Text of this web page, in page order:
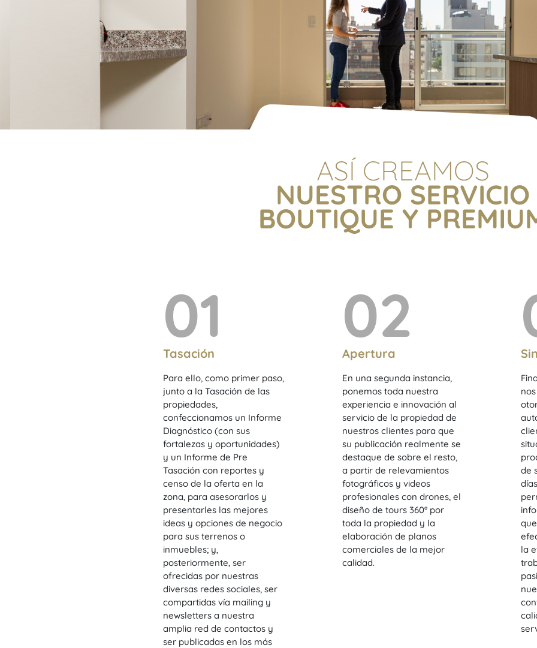
ASÍ CREAMOS
NUESTRO SERVICIO
BOUTIQUE Y
01
Tasación
Para ello, como primer paso,
junto a la Tasación de las
propiedades,
confeccionamos un Informe
Diagnóstico (con sus
fortalezas y oportunidades)
y un Informe de Pre
Tasación con reportes y
censo de la oferta en la
zona, para asesorarlos y
presentarles las mejores
ideas y opciones de negocio
para sus terrenos o
inmuebles; y,
posteriormente, ser
ofrecidas por nuestras
diversas redes sociales, ser
compartidas vía mailing y
newsletters a nuestra
amplia red de contactos y
ser publicadas en los más
02
Apertura
En una segunda instancia,
ponemos toda nuestra
experiencia e innovación al
servicio de la propiedad de
nuestros clientes para que
su publicación realmente se
destaque de sobre el resto,
a partir de relevamientos
fotográficos y videos
profesionales con drones, el
diseño de tours 360º por
toda la propiedad y la
elaboración de planos
comerciales de la mejor
calidad.
de
la